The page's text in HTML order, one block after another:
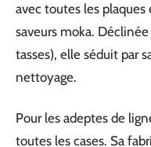
avec toutes les
saveurs moka.
tasses), elle séduit par
nettoyage.
Pour les adeptes de
toutes les cases. Sa